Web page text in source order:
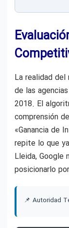
La realidad
de las
2018. El
comprensión
«Ganancia de
repite lo que
Lleida, Google
posicionarlo
📌 Autoridad